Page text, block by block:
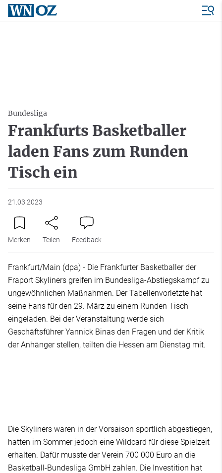
Bundesliga
Frankfurts Basketballer
laden Fans zum Runden
Tisch ein
21.03.2023
Merken Teilen Feedback
Frankfurt/Main (dpa) - Die Frankfurter Basketballer der
Fraport Skyliners greifen im Bundesliga-Abstiegskampf zu
ungewöhnlichen Maßnahmen. Der Tabellenvorletzte hat
seine Fans für den 29. März zu einem Runden Tisch
eingeladen. Bei der Veranstaltung werde sich
Geschäftsführer Yannick Binas den Fragen und der Kritik
der Anhänger stellen, teilten die Hessen am Dienstag mit.
Die Skyliners waren in der Vorsaison sportlich abgestiegen,
hatten im Sommer jedoch eine Wildcard für diese Spielzeit
erhalten. Dafür musste der Verein 700 000 Euro an die
Basketball-Bundesliga GmbH zahlen. Die Investition hat